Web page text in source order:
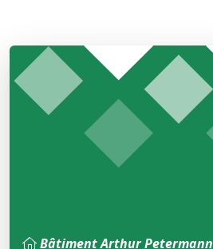
Bâtiment Arthur Petermann